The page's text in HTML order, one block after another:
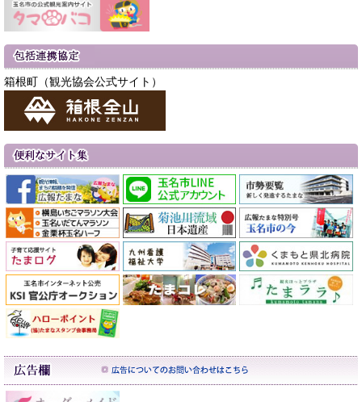
箱根町（観光協会公式サイト）